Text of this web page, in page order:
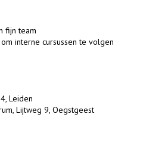
fijn team
interne cursussen te volgen
Leiden
Lijtweg 9, Oegstgeest